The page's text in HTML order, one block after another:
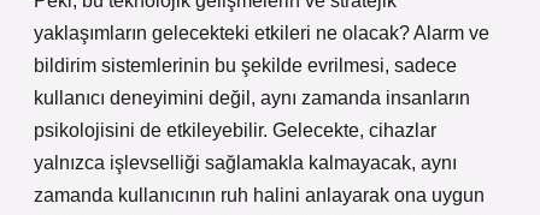
yaklaşımların gelecekteki etkileri ne olacak? Alarm ve
bildirim sistemlerinin bu şekilde evrilmesi, sadece
kullanıcı deneyimini değil, aynı zamanda insanların
psikolojisini de etkileyebilir. Gelecekte, cihazlar
yalnızca işlevselliği sağlamakla kalmayacak, aynı
zamanda kullanıcının ruh halini anlayarak ona uygun